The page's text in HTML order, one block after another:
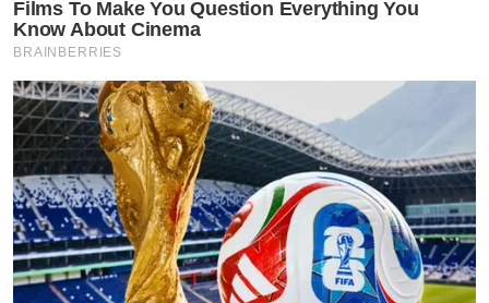
ขอแนะนำ
โฟมล้างหน้า หรือโฟมลดสิว นวัตกรรมใหม่ที่คิดค้นเพื่อ
ปกป้องผิวจาก PM 2.5 เชื้อไวรัสและแบคทีเรีย ด้วย
นวัตกรรม Exo-P จุลินทรีย์ธรรมชาติจากประเทศฝรั่งเศส ทำ
หน้าที่เป็นเกราะใส ให้ผิวปลอดภัยจากฝุ่น
และบำรุงด้วยเซรั่มสาหร่ายสีน้ำตาลรวมทั้งป้องกันการเกิด
สิว ลดอาการผิวอักเสบ
Films To Make You Question Everything You
Know About Cinema
BRAINBERRIES